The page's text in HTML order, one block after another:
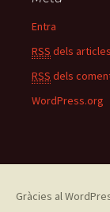
Entra
RSS dels articles
RSS dels
WordPress.org
Gràcies al